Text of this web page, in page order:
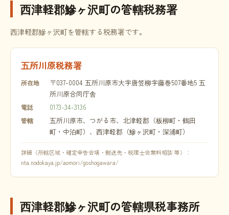
西津軽郡鰺ヶ沢町の管轄税務署
西津軽郡鰺ヶ沢町を管轄する税務署です。
五所川原税務署
所在地
〒037-0004 五所川原市大字唐笠柳字藤巻507番地5 五
所川原合同庁舎
電話 0173-34-3136
管轄
五所川原市、つがる市、北津軽郡（板柳町・鶴田
町・中泊町）、西津軽郡（鰺ヶ沢町・深浦町）
詳細（所轄区域・確定申告会場・郵送先・税理士会無料相談 等）：
nta.nodokaya.jp/aomori/goshogawara/
西津軽郡鰺ヶ沢町の管轄県税事務所